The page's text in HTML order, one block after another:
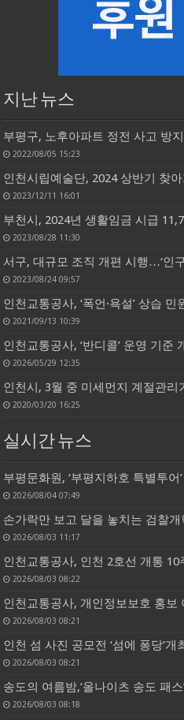
지난 뉴스
부평구, 노후아파트 정전 사고 방
2022/08/05 15:23
인천시립예술단, 2024 상반기 찾
2023/12/11 16:01
부천시, 2024년 생활임금 시급
2023/08/28 11:30
서구, 대규모 조직 개편 시행…‘인
2023/08/24 09:57
인천교통공사, ‘폭언·욕설’ 상습
2021/09/13 10:39
인천교통공사, ‘반디콜’ 운영 기
2026/05/29 12:35
인천시, 3월 중 미세먼지 계절관리
2020/03/20 16:25
실시간 뉴스
부평문화원, ‘부평지하호 특별투어
2026/08/04 07:49
손가락만 보고 달을 놓치는 검찰개
2026/08/03 11:17
인천교통공사, 인천 2호선 개통 10
2026/08/03 08:22
인천교통공사, 개인정보보호 홍보
2026/08/03 08:21
인천 섬 사진 공모전 ‘섬에 퐁당’개
2026/08/03 08:21
송도의 여름밤,‘올나이츠 송도 패
2026/08/03 08:18